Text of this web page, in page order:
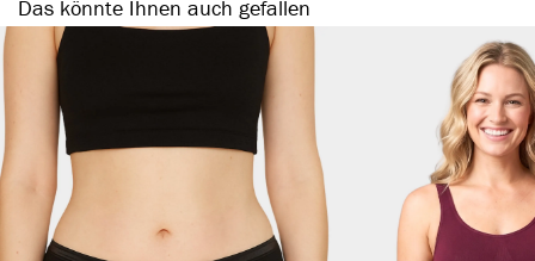
Das könnte Ihnen auch gefallen